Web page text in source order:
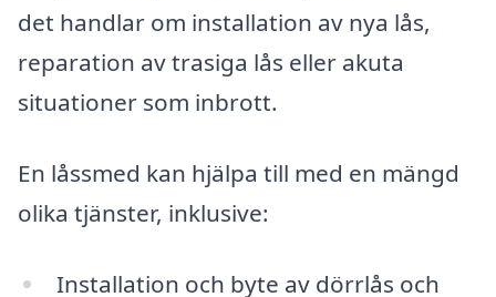
det handlar om installation av nya lås,
reparation av trasiga lås eller akuta
situationer som inbrott.
En låssmed kan hjälpa till med en mängd
olika tjänster, inklusive:
Installation och byte av dörrlås och